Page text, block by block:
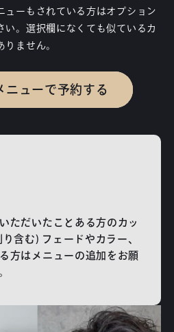
ーもされている方はオプション
い。選択欄になくても似ているカ
りません。
ニューで予約する
ただいたことある方のカッ
り含む) フェードやカラー、
方はメニューの追加をお願